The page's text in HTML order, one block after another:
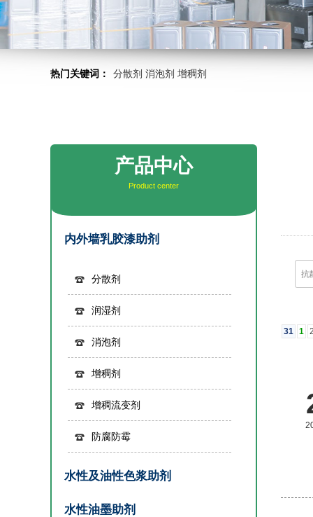
热门关键词： 分散剂 消泡剂 增稠剂
31 1
产品中心
Product center
内外墙乳胶漆助剂
分散剂
润湿剂
消泡剂
增稠剂
增稠流变剂
防腐防霉
水性及油性色浆助剂
水性油墨助剂